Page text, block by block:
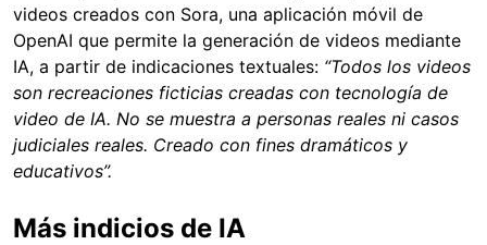
videos creados con Sora, una aplicación móvil de
OpenAI que permite la generación de videos mediante
IA, a partir de indicaciones textuales: “Todos los videos
son recreaciones ficticias creadas con tecnología de
video de IA. No se muestra a personas reales ni casos
judiciales reales. Creado con fines dramáticos y
educativos”.
Más indicios de IA